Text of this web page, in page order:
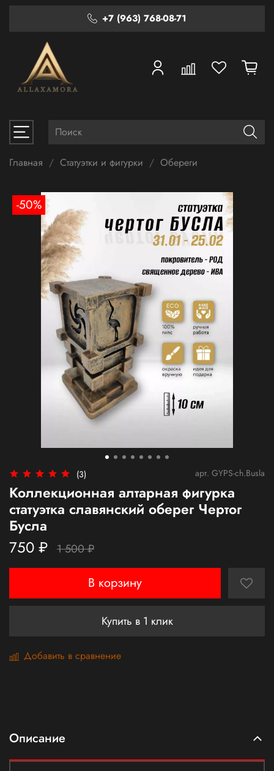
+7 (963) 768-08-71
Главная Статуэтки и фигурки Обереги
-50%
(3) арт. GYPS-ch.Busla
Коллекционная алтарная фигурка
статуэтка славянский оберег Чертог
Бусла
750 ₽ 1 500 ₽
В корзину
Купить в 1 клик
Добавить в сравнение
Описание